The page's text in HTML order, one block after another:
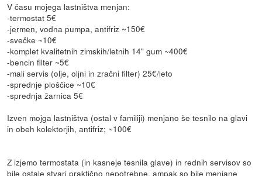
V času mojega lastništva menjan:
-termostat 5€
-jermen, vodna pumpa, antifriz ~150€
-svečke ~10€
-komplet kvalitetnih zimskih/letnih 14" gum ~400€
-bencin filter ~5€
-mali servis (olje, oljni in zračni filter) 25€/leto
-sprednje ploščice ~10€
-sprednja žarnica 5€
Izven mojga lastništva (ostal v familiji) menjano še tesnilo na glavi
in obeh kolektorjih, antifriz; ~100€
Z izjemo termostata (in kasneje tesnila glave) in rednih servisov so
bile ostale stvari praktično nepotrebne, ampak so bile menjane